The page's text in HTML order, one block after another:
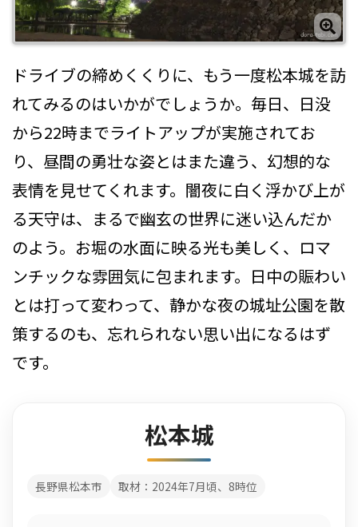
ドライブの締めくくりに、もう一度松本城を訪
れてみるのはいかがでしょうか。毎日、日没
から22時までライトアップが実施されてお
り、昼間の勇壮な姿とはまた違う、幻想的な
表情を見せてくれます。闇夜に白く浮かび上が
る天守は、まるで幽玄の世界に迷い込んだか
のよう。お堀の水面に映る光も美しく、ロマ
ンチックな雰囲気に包まれます。日中の賑わい
とは打って変わって、静かな夜の城址公園を散
策するのも、忘れられない思い出になるはず
です。
松本城
長野県松本市 取材：2024年7月頃、8時位